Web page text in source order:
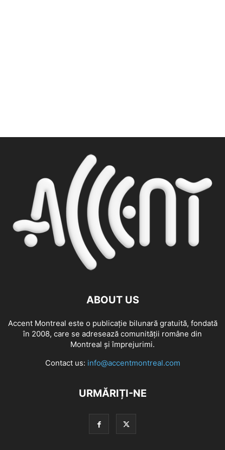
ABOUT US
Accent Montreal este o publicație bilunară gratuită, fondată
în 2008, care se adresează comunităţii române din
Montreal şi împrejurimi.
Contact us: info@accentmontreal.com
URMĂRIȚI-NE